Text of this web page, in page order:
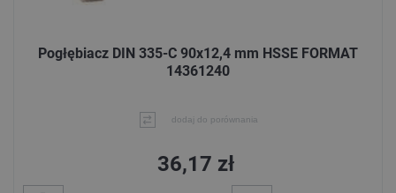
Pogłębiacz DIN 335-C 90x12,4 mm HSSE FORMAT
14361240
dodaj do porównania
36,17 zł